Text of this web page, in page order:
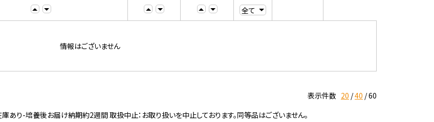
情報はございません
表示件数 20 40 60
り-培養後お届け納期約2週間 取扱中止：お取り扱いを中止しております。同等品はございません。